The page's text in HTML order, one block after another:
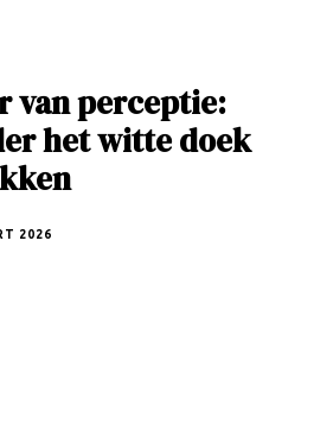
van perceptie:
het witte doek
2026